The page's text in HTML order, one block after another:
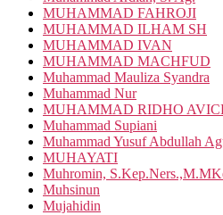
MUHAMMAD FAHROJI
MUHAMMAD ILHAM SH
MUHAMMAD IVAN
MUHAMMAD MACHFUD
Muhammad Mauliza Syandra
Muhammad Nur
MUHAMMAD RIDHO
Muhammad Supiani
Muhammad Yusuf Abdullah
MUHAYATI
Muhromin,
Muhsinun
Mujahidin